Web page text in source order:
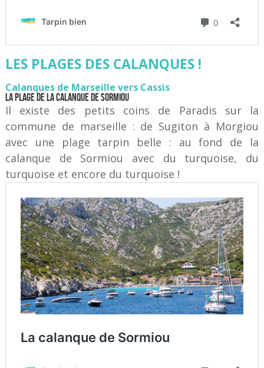
LES PLAGES DES CALANQUES !
Calanques de Marseille vers Cassis
La plage de la Calanque de Sormiou
Il existe des petits coins de Paradis sur la
commune de marseille : de Sugiton à Morgiou
avec une plage tarpin belle : au fond de la
calanque de Sormiou avec du turquoise, du
turquoise et encore du turquoise !